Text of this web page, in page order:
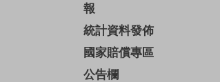
報
統計資料發佈
國家賠償專區
公告欄